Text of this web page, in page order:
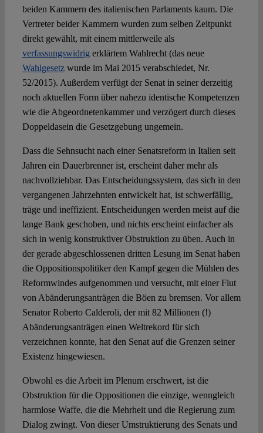
beiden Kammern des italienischen Parlaments kaum. Die
Vertreter beider Kammern wurden zum selben Zeitpunkt
direkt gewählt, mit einem mittlerweile als
verfassungswidrig erklärtem Wahlrecht (das neue
Wahlgesetzwurde im Mai 2015 verabschiedet, Nr.
52/2015). Außerdem verfügt der Senat in seiner derzeitig
noch aktuellen Form über nahezu identische Kompetenzen
wie die Abgeordnetenkammer und verzögert durch dieses
Doppeldasein die Gesetzgebung ungemein.
Dass die Sehnsucht nach einer Senatsreform in Italien seit
Jahren ein Dauerbrenner ist, erscheint daher mehr als
nachvollziehbar. Das Entscheidungssystem, das sich in den
vergangenen Jahrzehnten entwickelt hat, ist schwerfällig,
träge und ineffizient. Entscheidungen werden meist auf die
lange Bank geschoben, und nichts erscheint einfacher als
sich in wenig konstruktiver Obstruktion zu üben. Auch in
der gerade abgeschlossenen dritten Lesung im Senat haben
die Oppositionspolitiker den Kampf gegen die Mühlen des
Reformwindes aufgenommen und versucht, mit einer Flut
von Abänderungsanträgen die Böen zu bremsen. Vor allem
Senator Roberto Calderoli, der mit 82 Millionen (!)
Abänderungsanträgen einen Weltrekord für sich
verzeichnen konnte, hat den Senat auf die Grenzen seiner
Existenz hingewiesen.
Obwohl es die Arbeit im Plenum erschwert, ist die
Obstruktion für die Oppositionen die einzige, wenngleich
harmlose Waffe, die die Mehrheit und die Regierung zum
Dialog zwingt. Von dieser Umstruktierung des Senats und